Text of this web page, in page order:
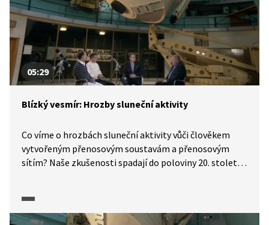
05:29
Blízký vesmír: Hrozby sluneční aktivity
Co víme o hrozbách sluneční aktivity vůči člověkem
vytvořeným přenosovým soustavám a přenosovým
sítím? Naše zkušenosti spadají do poloviny 20. století,
pole Země, jaká je četnost slunečních bouří
způsobujících nebezpečné geomagnetické proudy